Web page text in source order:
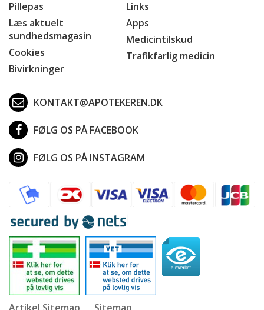
Pillepas
Læs aktuelt
sundhedsmagasin
Cookies
Bivirkninger
Links
Apps
Medicintilskud
Trafikfarlig medicin
KONTAKT@APOTEKEREN.DK
FØLG OS PÅ FACEBOOK
FØLG OS PÅ INSTAGRAM